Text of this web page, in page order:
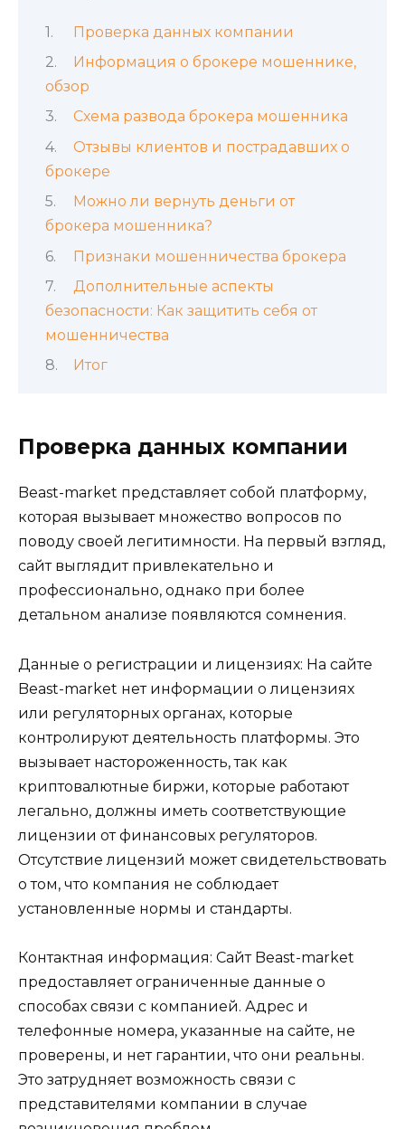
Проверка данных компании
Информация о брокере мошеннике,
обзор
Схема развода брокера мошенника
Отзывы клиентов и пострадавших о
брокере
Можно ли вернуть деньги от
брокера мошенника?
Признаки мошенничества брокера
Дополнительные аспекты
безопасности: Как защитить себя от
мошенничества
Итог
Проверка данных компании
Beast-market представляет собой платформу,
которая вызывает множество вопросов по
поводу своей легитимности. На первый взгляд,
сайт выглядит привлекательно и
профессионально, однако при более
детальном анализе появляются сомнения.
Данные о регистрации и лицензиях: На сайте
Beast-market нет информации о лицензиях
или регуляторных органах, которые
контролируют деятельность платформы. Это
вызывает настороженность, так как
криптовалютные биржи, которые работают
легально, должны иметь соответствующие
лицензии от финансовых регуляторов.
Отсутствие лицензий может свидетельствовать
о том, что компания не соблюдает
установленные нормы и стандарты.
Контактная информация: Сайт Beast-market
предоставляет ограниченные данные о
способах связи с компанией. Адрес и
телефонные номера, указанные на сайте, не
проверены, и нет гарантии, что они реальны.
Это затрудняет возможность связи с
представителями компании в случае